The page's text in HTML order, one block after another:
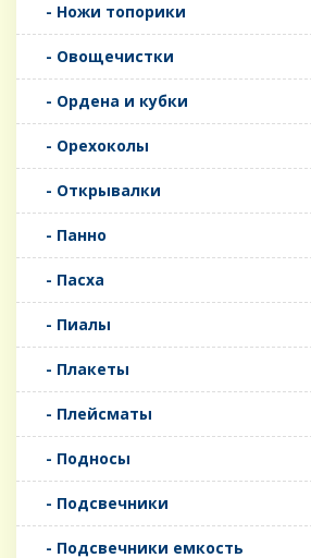
- Ножи топорики
- Овощечистки
- Ордена и кубки
- Орехоколы
- Открывалки
- Панно
- Пасха
- Пиалы
- Плакеты
- Плейсматы
- Подносы
- Подсвечники
- Подсвечники емкость